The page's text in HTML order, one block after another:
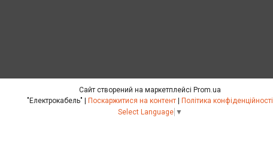
Сайт створений на маркетплейсі Prom.ua
Поскаржитися на контент
Політика конфіденційності
Select Language ▼